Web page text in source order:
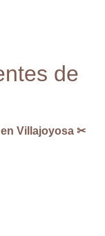
de
Villajoyosa ✂